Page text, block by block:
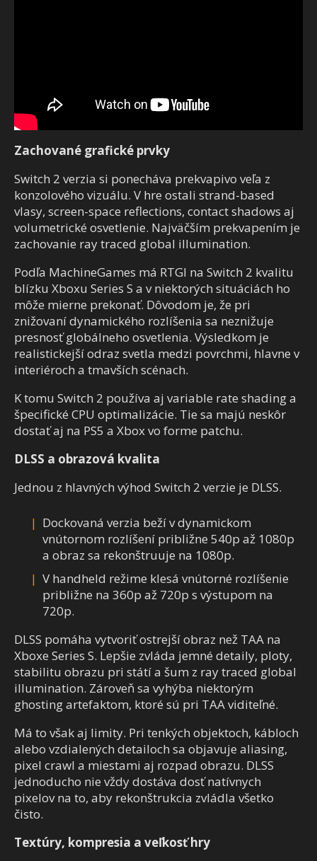
Zachované grafické prvky
Switch 2 verzia si ponecháva prekvapivo veľa z
konzolového vizuálu. V hre ostali strand-based
vlasy, screen-space reflections, contact shadows aj
volumetrické osvetlenie. Najväčším prekvapením je
zachovanie ray traced global illumination.
Podľa MachineGames má RTGI na Switch 2 kvalitu
blízku Xboxu Series S a v niektorých situáciách ho
môže mierne prekonať. Dôvodom je, že pri
znižovaní dynamického rozlíšenia sa neznižuje
presnosť globálneho osvetlenia. Výsledkom je
realistickejší odraz svetla medzi povrchmi, hlavne v
interiéroch a tmavších scénach.
K tomu Switch 2 používa aj variable rate shading a
špecifické CPU optimalizácie. Tie sa majú neskôr
dostať aj na PS5 a Xbox vo forme patchu.
DLSS a obrazová kvalita
Jednou z hlavných výhod Switch 2 verzie je DLSS.
Dockovaná verzia beží v dynamickom
vnútornom rozlíšení približne 540p až 1080p
a obraz sa rekonštruuje na 1080p.
V handheld režime klesá vnútorné rozlíšenie
približne na 360p až 720p s výstupom na
720p.
DLSS pomáha vytvoriť ostrejší obraz než TAA na
Xboxe Series S. Lepšie zvláda jemné detaily, ploty,
stabilitu obrazu pri státí a šum z ray traced global
illumination. Zároveň sa vyhýba niektorým
ghosting artefaktom, ktoré sú pri TAA viditeľné.
Má to však aj limity. Pri tenkých objektoch, kábloch
alebo vzdialených detailoch sa objavuje aliasing,
pixel crawl a miestami aj rozpad obrazu. DLSS
jednoducho nie vždy dostáva dosť natívnych
pixelov na to, aby rekonštrukcia zvládla všetko
čisto.
Textúry, kompresia a veľkosť hry